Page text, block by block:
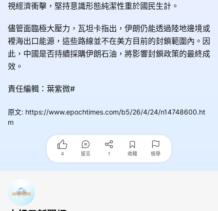
視經濟衝擊，堅持意識形態純潔性重於國民生計。
儘管面臨極大壓力，瓦坦卡指出，伊朗仍能透過陸地邊境或
裡海出口能源，這些路線並不在美方目前的封鎖範圍內。因
此，中國是否持續採購伊朗石油，將影響封鎖政策的最終成
效。
責任編輯：葉紫微#
原文: https://www.epochtimes.com/b5/26/4/24/n14748600.ht
m
4 留言 1 收藏 檢舉